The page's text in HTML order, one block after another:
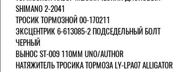
SHIMANO 2-2041
ТРОСИК ТОРМОЗНОЙ 00-170211
ЭКСЦЕНТРИК 6-613085-2 ПОДСЕДЕЛЬНЫЙ БОЛТ
ЧЕРНЫЙ
ВЫНОС ST-009 110ММ UNO/AUTHOR
НАТЯЖИТЕЛЬ ТРОСИКА ТОРМОЗА LY-LPA07 ALLIGATOR